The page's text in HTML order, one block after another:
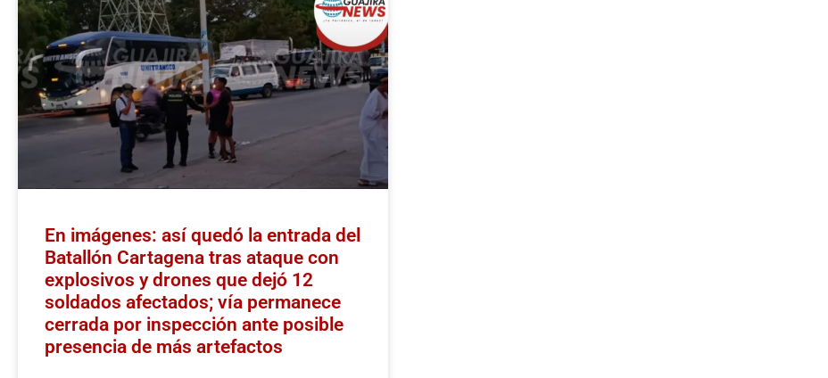
En imágenes: así quedó la entrada del
Batallón Cartagena tras ataque con
explosivos y drones que dejó 12
soldados afectados; vía permanece
cerrada por inspección ante posible
presencia de más artefactos